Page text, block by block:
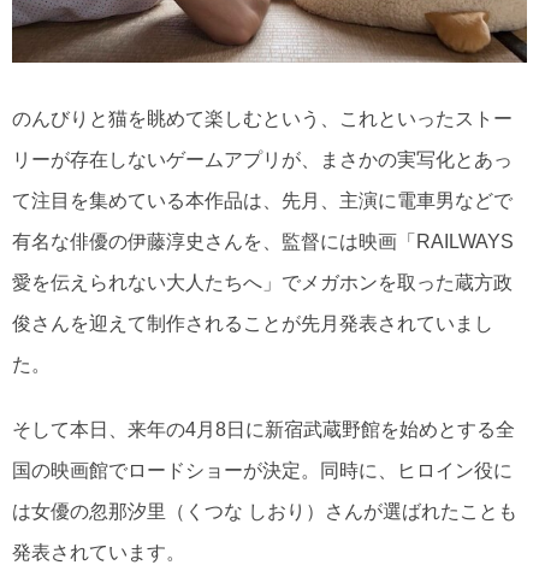
のんびりと猫を眺めて楽しむという、これといったストー
リーが存在しないゲームアプリが、まさかの実写化とあっ
て注目を集めている本作品は、先月、主演に電車男などで
有名な俳優の伊藤淳史さんを、監督には映画「RAILWAYS
愛を伝えられない大人たちへ」でメガホンを取った蔵方政
俊さんを迎えて制作されることが先月発表されていまし
た。
そして本日、来年の4月8日に新宿武蔵野館を始めとする全
国の映画館でロードショーが決定。同時に、ヒロイン役に
は女優の忽那汐里（くつな しおり）さんが選ばれたことも
発表されています。